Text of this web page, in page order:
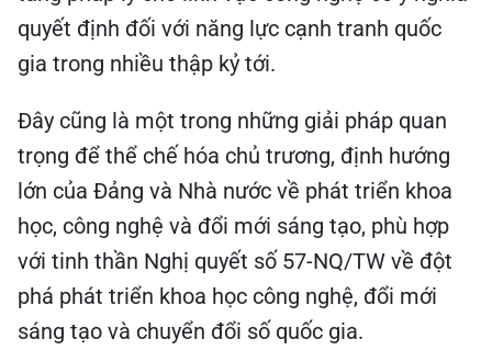
quyết định đối với năng lực cạnh tranh quốc
gia trong nhiều thập kỷ tới.
Đây cũng là một trong những giải pháp quan
trọng để thể chế hóa chủ trương, định hướng
lớn của Đảng và Nhà nước về phát triển khoa
học, công nghệ và đổi mới sáng tạo, phù hợp
với tinh thần Nghị quyết số 57-NQ/TW về đột
phá phát triển khoa học công nghệ, đổi mới
sáng tạo và chuyển đổi số quốc gia.